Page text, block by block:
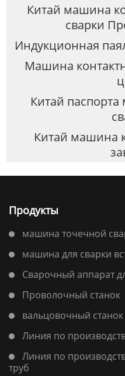
Китай машина
сварки
Индукционная
Машина
Китай
Китай машина
Продукты
машина точечной
машина для сварки
Сварочный аппарат
Проволочный станок
вальцовочный станок
Линия по
Линия по
труб